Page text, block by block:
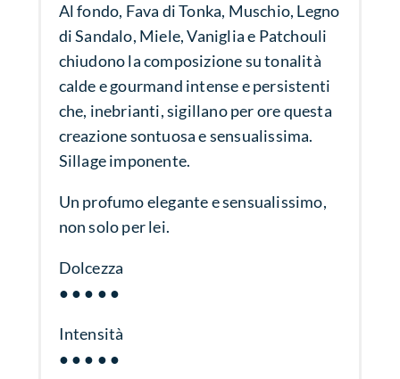
Al fondo, Fava di Tonka, Muschio, Legno
di Sandalo, Miele, Vaniglia e Patchouli
chiudono la composizione su tonalità
calde e gourmand intense e persistenti
che, inebrianti, sigillano per ore questa
creazione sontuosa e sensualissima.
Sillage imponente.
Un profumo elegante e sensualissimo,
non solo per lei.
Dolcezza
● ● ● ● ●
Intensità
● ● ● ● ●